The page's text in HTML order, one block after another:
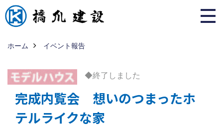
ホーム イベント報告
◆終了しました
完成内覧会 想いのつまったホ
テルライクな家